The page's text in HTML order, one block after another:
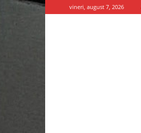
vineri, august 7, 2026